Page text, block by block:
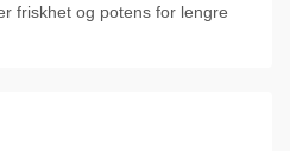
friskhet og potens for lengre